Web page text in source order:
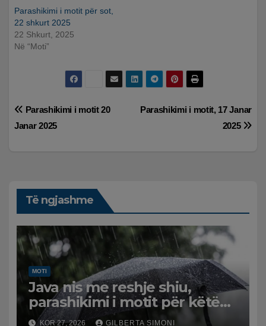
Parashikimi i motit për sot,
22 shkurt 2025
22 Shkurt, 2025
Në “Moti”
Lëvizje
Parashikimi i motit, 17 Janar
2025
Parashikimi i motit 20
Janar 2025
Të ngjashme
MOTI
Java nis me reshje shiu,
parashikimi i motit për këtë
të hënë në vend
KOR 27, 2026 GILBERTA SIMONI